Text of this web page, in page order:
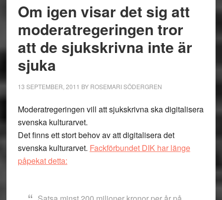
Om igen visar det sig att
moderatregeringen tror
att de sjukskrivna inte är
sjuka
13 SEPTEMBER, 2011 BY ROSEMARI SÖDERGREN
Moderatregeringen vill att sjukskrivna ska digitalisera
svenska kulturarvet.
Det finns ett stort behov av att digitalisera det
svenska kulturarvet. Fackförbundet DIK har länge
påpekat detta: